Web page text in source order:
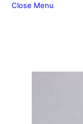
Close Menu